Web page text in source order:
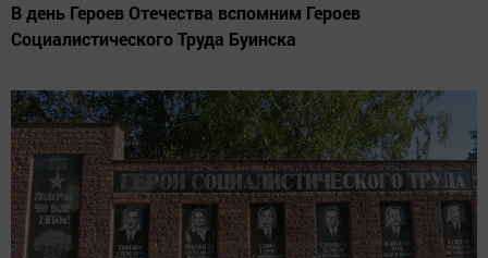
В день Героев Отечества вспомним Героев
Социалистического Труда Буинска